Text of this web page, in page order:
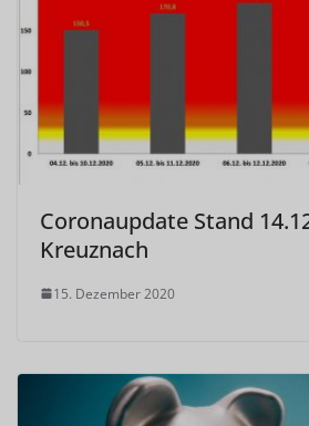
Coronaupdate Stand
Kreuznach
15. Dezember 2020